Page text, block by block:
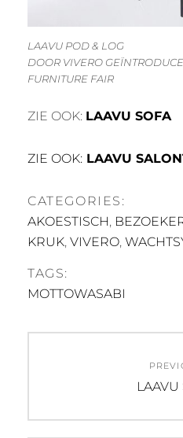
LAAVU POD & LOG
DOOR VIVERO
FURNITURE FAIR
ZIE OOK: LAAVU SOFA
ZIE OOK: LAAVU
CATEGORIES:
AKOESTISCH,
KRUK, VIVERO,
TAGS:
MOTTOWASABI
navigationLAAVU